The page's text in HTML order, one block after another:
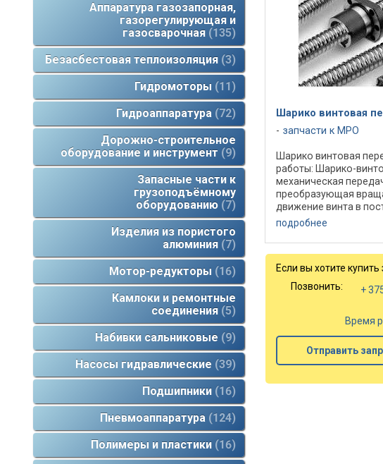
Аппаратура газозапорная,
газорегулирующая и
газосварочная 135
Безасбестовая теплоизоляция 3
Гидромоторы
11
Гидроаппаратура 72
Дорожно-строительное
оборудование и инструмент
9
Запасные части к
грузоподъёмному
оборудованию 7
Изделия из пористого
алюминия 7
Мотор-редукторы
16
Камлоки и ремонтные
соединения 5
Набивки сальниковые
9
Насосы гидравлические 39
Подшипники 16
Пневмоаппаратура 124
Полимеры и пластики 16
Шарико винтовая
запчасти к МРО
Шарико винтовая
работы: Шарико-
механическая
преобразующая
движение винта в
движение гайки, или
Предлагаемые к
отвечают всем
международных ...
подробнее
Если вы хотите
Позвонить:
+
Время
Отправить